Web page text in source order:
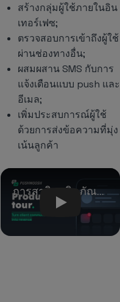
สร้างกลุ่มผู้ใช้ภายในอิน
เทอร์เฟซ;
ตรวจสอบการเข้าถึงผู้ใช้
ผ่านช่องทางอื่น;
ผสมผสาน SMS กับการ
แจ้งเตือนแบบ push และ
อีเมล;
เพิ่มประสบการณ์ผู้ใช้
ด้วยการส่งข้อความที่มุ่ง
เน้นลูกค้า
Play